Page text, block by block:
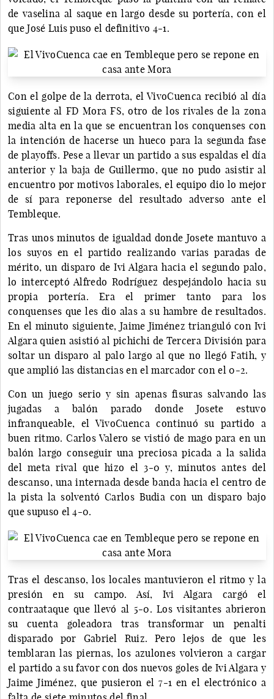
de vaselina al saque en largo desde su portería, con el
que José Luis puso el definitivo 4-1.
Con el golpe de la derrota, el VivoCuenca recibió al día
siguiente al FD Mora FS, otro de los rivales de la zona
media alta en la que se encuentran los conquenses con
la intención de hacerse un hueco para la segunda fase
de playoffs. Pese a llevar un partido a sus espaldas el día
anterior y la baja de Guillermo, que no pudo asistir al
encuentro por motivos laborales, el equipo dio lo mejor
de sí para reponerse del resultado adverso ante el
Tembleque.
Tras unos minutos de igualdad donde Josete mantuvo a
los suyos en el partido realizando varias paradas de
mérito, un disparo de Ivi Algara hacia el segundo palo,
lo interceptó Alfredo Rodríguez despejándolo hacia su
propia portería. Era el primer tanto para los
conquenses que les dio alas a su hambre de resultados.
En el minuto siguiente, Jaime Jiménez trianguló con Ivi
Algara quien asistió al pichichi de Tercera División para
soltar un disparo al palo largo al que no llegó Fatih, y
que amplió las distancias en el marcador con el 0-2.
Con un juego serio y sin apenas fisuras salvando las
jugadas a balón parado donde Josete estuvo
infranqueable, el VivoCuenca continuó su partido a
buen ritmo. Carlos Valero se vistió de mago para en un
balón largo conseguir una preciosa picada a la salida
del meta rival que hizo el 3-0 y, minutos antes del
descanso, una internada desde banda hacia el centro de
la pista la solventó Carlos Budia con un disparo bajo
que supuso el 4-0.
Tras el descanso, los locales mantuvieron el ritmo y la
presión en su campo. Así, Ivi Algara cargó el
contraataque que llevó al 5-0. Los visitantes abrieron
su cuenta goleadora tras transformar un penalti
disparado por Gabriel Ruiz. Pero lejos de que les
temblaran las piernas, los azulones volvieron a cargar
el partido a su favor con dos nuevos goles de Ivi Algara y
Jaime Jiménez, que pusieron el 7-1 en el electrónico a